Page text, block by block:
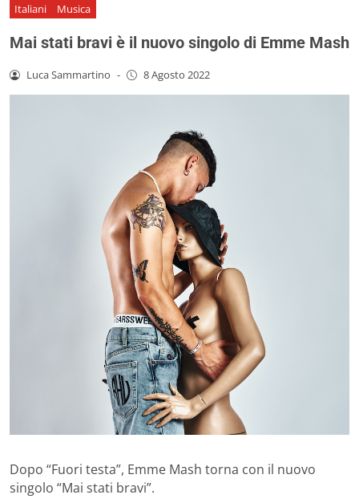
Italiani Musica
Mai stati bravi è il nuovo singolo di Emme Mash
Luca Sammartino - 8 Agosto 2022
Dopo “Fuori testa”, Emme Mash torna con il nuovo
singolo “Mai stati bravi”.